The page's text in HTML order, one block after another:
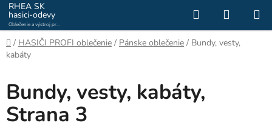
Prejsť
na
obsah
RHEA SK
hasici-odevy
Oblečenie a výstroj pre
hasičov a záchranárov
Hľadať
KOŠÍK
Domov
/ HASIČI PROFI oblečenie / Pánske oblečenie / Bundy, vesty,
kabáty
Bundy, vesty, kabáty,
Strana 3